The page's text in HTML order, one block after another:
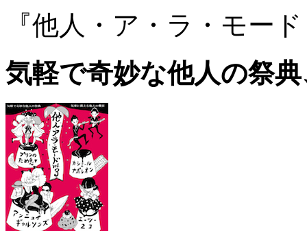
『他人・ア・ラ・モー
気軽で奇妙な他人の祭